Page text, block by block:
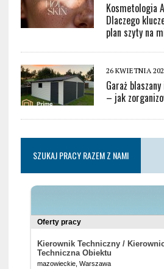
Kosmetologia
Dlaczego
plan szyty na
26 KWIETNIA
Garaż
– jak
SZUKAJ PRACY RAZEM Z NAMI